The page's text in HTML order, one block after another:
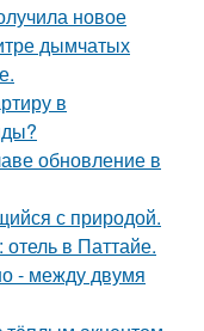
новое
дымчатых
в
обновление в
с природой.
в Паттайе.
- между двумя